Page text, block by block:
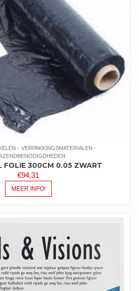
VERPAKKINGSMATERIALEN
FOLIE 300CM 0.05 ZWART
€94,31
MEER INFO!